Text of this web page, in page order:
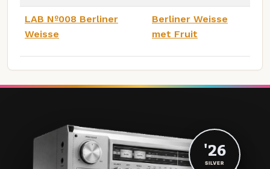
LAB Nº008 Berliner
Weisse
Berliner Weisse
met Fruit
'26
SILVER